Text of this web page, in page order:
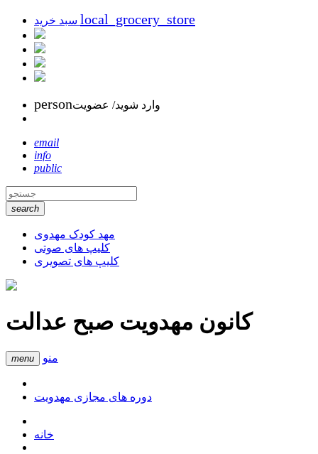
local_grocery_store
personوارد شوید/ عضویت
email
info
public
search
مهد کودک مهدوی
کلیپ های صوتی
کلیپ های تصویری
کانون مهدویت صبح عدالت
menu منو
دوره های مجازی مهدویت
خانه